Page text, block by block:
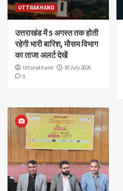
UTTRAKHAND
उत्तराखंड में 5 अगस्त तक होती
रहेगी भारी बारिश, मौसम विभाग
का ताजा अलर्ट देखें
Uttarakhand
30 July 2026
0